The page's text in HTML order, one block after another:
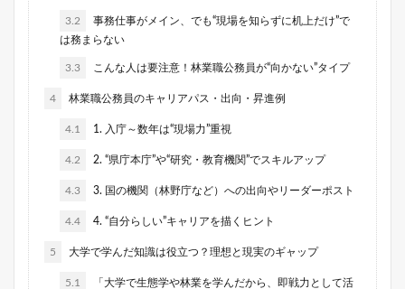
3.2
事務仕事がメイン、でも“現場を知らずに机上だけ”で
は務まらない
3.3 こんな人は要注意！林業職公務員が“向かない”タイプ
4 林業職公務員のキャリアパス・出向・昇進例
4.1 1. 入庁～数年は“現場力”重視
4.2 2. “県庁本庁”や“研究・教育機関”でスキルアップ
4.3 3. 国の機関（林野庁など）への出向やリーダーポスト
4.4 4. “自分らしい”キャリアを描くヒント
5 大学で学んだ知識は役立つ？理想と現実のギャップ
5.1
「大学で生態学や林業を学んだから、即戦力として活